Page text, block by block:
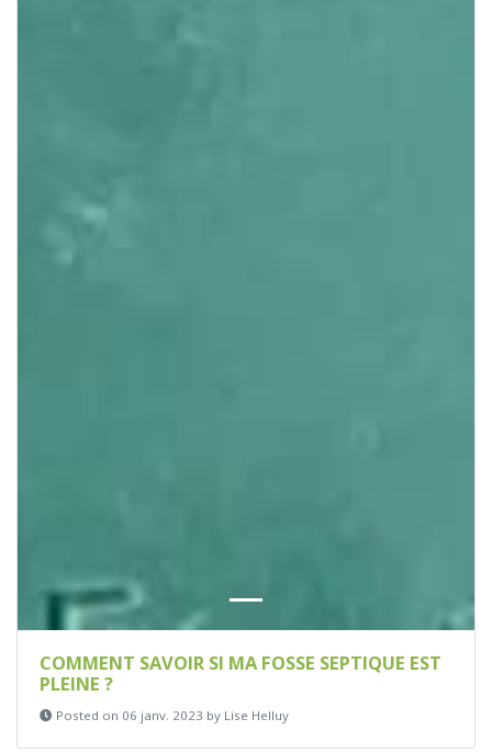
COMMENT SAVOIR SI MA FOSSE SEPTIQUE EST
PLEINE ?
Posted on 06 janv. 2023 by Lise Helluy